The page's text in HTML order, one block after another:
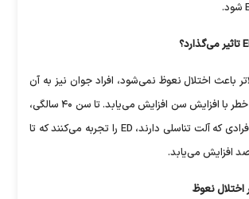
باعث اختلال نعوظ نمی‌شود، افراد جوان نیز به آن
مبتلا می‌شوند این خطر با افزایش سن افزایش می‌یابد. تا سن ۴۰ سالگی،
تقریباً ۴۰ درصد از افرادی که آلت تناسلی دارند، ED را تجربه می‌کنند که تا
اختلال نعوظ